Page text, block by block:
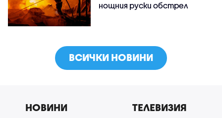
нощния руски обстрел
ВСИЧКИ НОВИНИ
НОВИНИ ТЕЛЕВИЗИЯ